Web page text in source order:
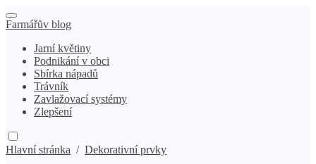
Farmářův blog
Jarní květiny
Podnikání v obci
Sbírka nápadů
Trávník
Zavlažovací systémy
Zlepšení
Hlavní stránka / Dekorativní prvky